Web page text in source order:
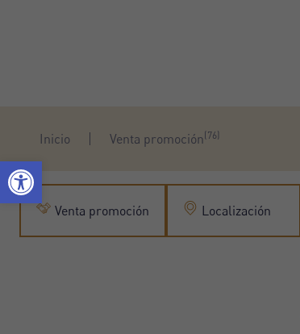
Inicio Venta promoción(76)
Venta promoción Localización